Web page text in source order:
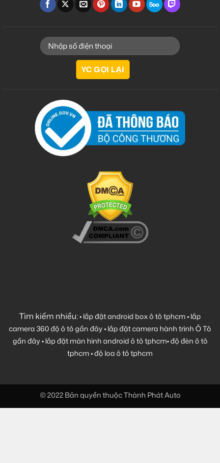
Tìm kiếm nhiều:•lắp đặt android box ô tô tphcm•lắp
camera 360 độ ô tô gần đây•lắp đặt camera hành trình Ô Tô
gần đây•lắp đặt màn hình android ô tô tphcm•độ đèn ô tô
tphcm•độ loa ô tô tphcm
© 2022 Bản quyền thuộc Thành Phát Auto